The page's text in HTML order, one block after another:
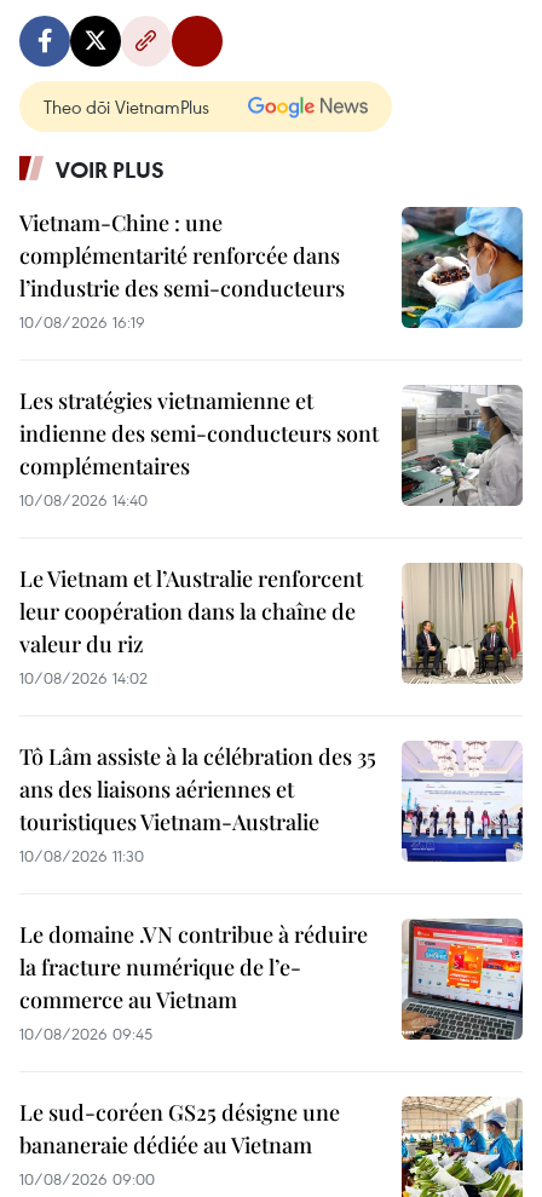
Theo dõi VietnamPlus
VOIR PLUS
Vietnam-Chine : une
complémentarité renforcée dans
l’industrie des semi-conducteurs
10/08/2026 16:19
Les stratégies vietnamienne et
indienne des semi-conducteurs sont
complémentaires
10/08/2026 14:40
Le Vietnam et l’Australie renforcent
leur coopération dans la chaîne de
valeur du riz
10/08/2026 14:02
Tô Lâm assiste à la célébration des 35
ans des liaisons aériennes et
touristiques Vietnam-Australie
10/08/2026 11:30
Le domaine .VN contribue à réduire
la fracture numérique de l’e-
commerce au Vietnam
10/08/2026 09:45
Le sud-coréen GS25 désigne une
bananeraie dédiée au Vietnam
10/08/2026 09:00